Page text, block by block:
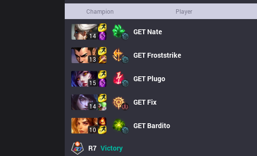
Champion Player
14 GET Nate
13 GET Froststrike
15 GET Plugo
14 GET Fix
10 GET Bardito
R7 Victory